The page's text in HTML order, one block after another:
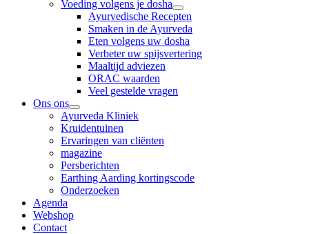
Voeding volgens je dosha
Ayurvedische Recepten
Smaken in de Ayurveda
Eten volgens uw dosha
Verbeter uw spijsvertering
Maaltijd adviezen
ORAC waarden
Veel gestelde vragen
Ons ons
Ayurveda Kliniek
Kruidentuinen
Ervaringen van cliënten
magazine
Persberichten
Earthing Aarding kortingscode
Onderzoeken
Agenda
Webshop
Contact